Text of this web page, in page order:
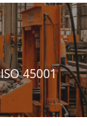
45001